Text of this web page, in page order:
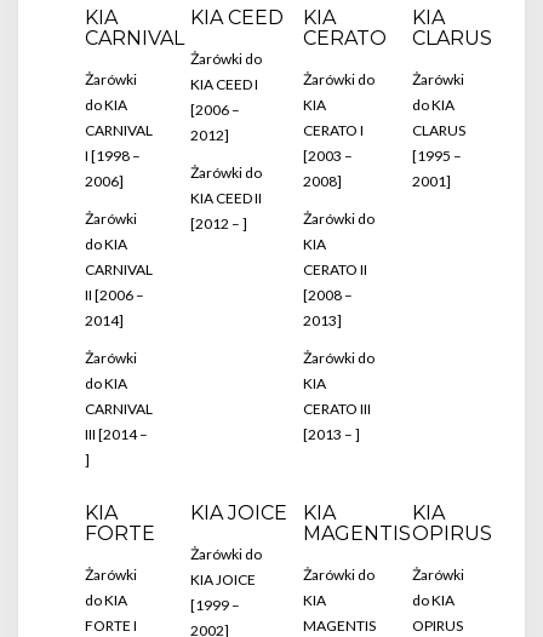
KIA
CARNIVAL
Żarówki
do KIA
CARNIVAL
I [1998 –
2006]
Żarówki
do KIA
CARNIVAL
II [2006 –
2014]
Żarówki
do KIA
CARNIVAL
III [2014 –
]
KIA CEED
Żarówki do
KIA CEED I
[2006 –
2012]
Żarówki do
KIA CEED II
[2012 – ]
KIA
CERATO
Żarówki do
KIA
CERATO I
[2003 –
2008]
Żarówki do
KIA
CERATO II
[2008 –
2013]
Żarówki do
KIA
CERATO III
[2013 – ]
KIA
CLARUS
Żarówki
do KIA
CLARUS
[1995 –
2001]
KIA
FORTE
Żarówki
do KIA
FORTE I
KIA JOICE
Żarówki do
KIA JOICE
[1999 –
2002]
KIA
MAGENTIS
Żarówki do
KIA
MAGENTIS
KIA
OPIRUS
Żarówki
do KIA
OPIRUS